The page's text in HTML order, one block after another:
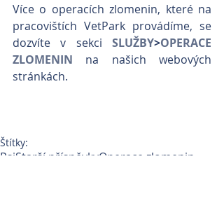
Více o operacích zlomenin, které na
pracovištích VetPark provádíme, se
dozvíte v sekci SLUŽBY>OPERACE
ZLOMENIN na našich webových
stránkách.
Štítky:
PsiStarší příspěvkyOperace zlomenin